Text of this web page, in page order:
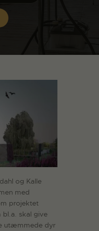
og Kalle
med
projektet
bl.a. skal give
utæmmede dyr